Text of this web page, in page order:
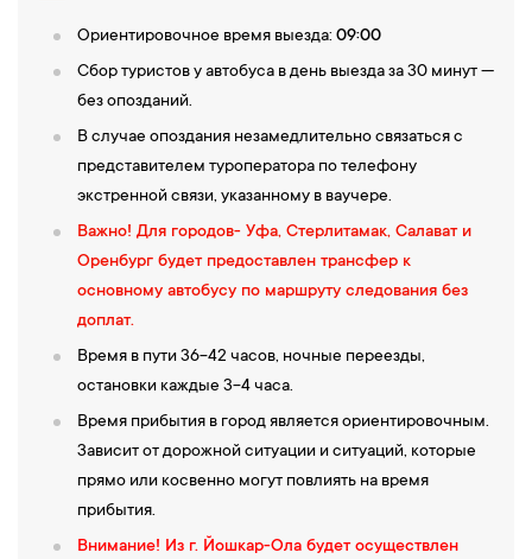
Ориентировочное время выезда: 09:00
Сбор туристов у автобуса в день выезда за 30 минут —
без опозданий.
В случае опоздания незамедлительно связаться с
представителем туроператора по телефону
экстренной связи, указанному в ваучере.
Важно! Для городов- Уфа, Стерлитамак, Салават и
Оренбург будет предоставлен трансфер к
основному автобусу по маршруту следования без
доплат.
Время в пути 36-42 часов, ночные переезды,
остановки каждые 3-4 часа.
Время прибытия в город является ориентировочным.
Зависит от дорожной ситуации и ситуаций, которые
прямо или косвенно могут повлиять на время
прибытия.
Внимание! Из г. Йошкар-Ола будет осуществлен